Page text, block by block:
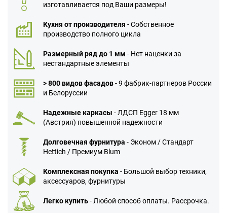
изготавливается под Ваши размеры!
Кухня от производителя - Собственное
производство полного цикла
Размерный ряд до 1 мм - Нет наценки за
нестандартные элементы
> 800 видов фасадов- 9 фабрик-партнеров России
и Белоруссии
Надежные каркасы - ЛДСП Egger 18 мм
(Австрия) повышенной надежности
Долговечная фурнитура - Эконом / Стандарт
Hettich / Премиум Blum
Комплексная покупка - Большой выбор техники,
аксессуаров, фурнитуры
Легко купить- Любой способ оплаты. Рассрочка.